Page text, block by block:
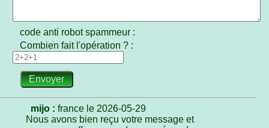
code anti robot spammeur :
Combien fait l'opération ?:
mijo :france le 2026-05-29
Nous avons bien reçu votre message et